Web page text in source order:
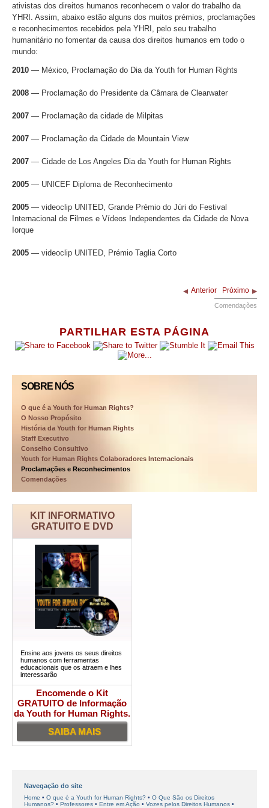
PARTILHAR ESTA PÁGINA
SOBRE NÓS
O que é a Youth for Human Rights?
O Nosso Propósito
História da Youth for Human Rights
Staff Executivo
Conselho Consultivo
Youth for Human Rights Colaboradores Internacionais
Proclamações e Reconhecimentos
Comendações
KIT INFORMATIVO
GRATUITO E DVD
Ensine aos jovens os seus direitos
humanos com ferramentas
educacionais que os atraem e lhes
interessarão
Encomende o Kit
GRATUITO de Informação
da Youth for Human Rights.
SAIBA MAIS
ativistas dos direitos humanos reconhecem o valor do trabalho da
YHRI. Assim, abaixo estão alguns dos muitos prémios, proclamações
e reconhecimentos recebidos pela YHRI, pelo seu trabalho
humanitário no fomentar da causa dos direitos humanos em todo o
mundo:
2010 — México, Proclamação do Dia da Youth for Human Rights
2008 — Proclamação do Presidente da Câmara de Clearwater
2007 — Proclamação da cidade de Milpitas
2007 — Proclamação da Cidade de Mountain View
2007 — Cidade de Los Angeles Dia da Youth for Human Rights
2005 — UNICEF Diploma de Reconhecimento
2005 — videoclip UNITED, Grande Prémio do Júri do Festival
Internacional de Filmes e Vídeos Independentes da Cidade de Nova
Iorque
2005 — videoclip UNITED, Prémio Taglia Corto
Anterior Próximo
Comendações
Navegação do site
Home O que é a Youth for Human Rights?
O Que São os Direitos
Humanos?
Professores Entre em Ação
Vozes pelos Direitos Humanos